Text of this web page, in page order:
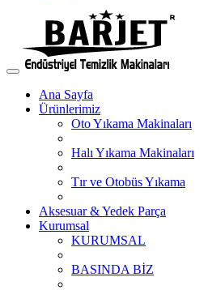
Ana Sayfa
Ürünlerimiz
Oto Yıkama Makinaları
Halı Yıkama Makinaları
Tır ve Otobüs Yıkama
Aksesuar & Yedek Parça
Kurumsal
KURUMSAL
BASINDA BİZ